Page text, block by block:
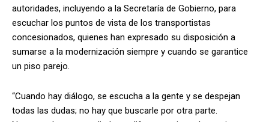
autoridades, incluyendo a la Secretaría de Gobierno, para
escuchar los puntos de vista de los transportistas
concesionados, quienes han expresado su disposición a
sumarse a la modernización siempre y cuando se garantice
un piso parejo.
“Cuando hay diálogo, se escucha a la gente y se despejan
todas las dudas; no hay que buscarle por otra parte.